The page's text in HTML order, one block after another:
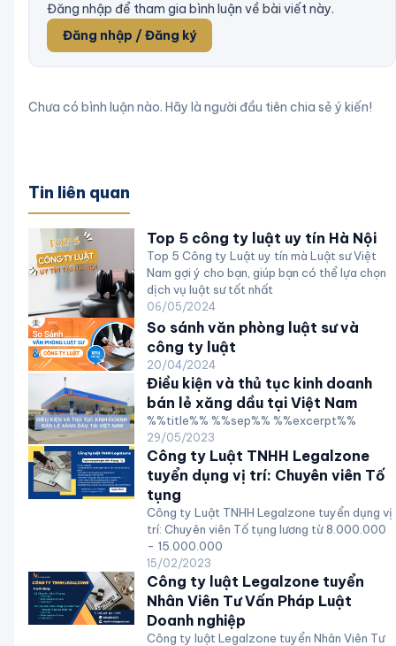
Đăng nhập để tham gia bình luận về bài viết này.
Đăng nhập / Đăng ký
Chưa có bình luận nào. Hãy là người đầu tiên chia sẻ ý kiến!
Tin liên quan
Top 5 công ty luật uy tín Hà Nội
Top 5 Công ty Luật uy tín mà Luật sư Việt
Nam gợi ý cho bạn, giúp bạn có thể lựa chọn
dịch vụ luật sư tốt nhất
06/05/2024
So sánh văn phòng luật sư và
công ty luật
20/04/2024
Điều kiện và thủ tục kinh doanh
bán lẻ xăng dầu tại Việt Nam
%%title%% %%sep%% %%excerpt%%
29/05/2023
Công ty Luật TNHH Legalzone
tuyển dụng vị trí: Chuyên viên Tố
tụng
Công ty Luật TNHH Legalzone tuyển dụng vị
trí: Chuyên viên Tố tụng lương từ 8.000.000
- 15.000.000
15/02/2023
Công ty luật Legalzone tuyển
Nhân Viên Tư Vấn Pháp Luật
Doanh nghiệp
Công ty luật Legalzone tuyển Nhân Viên Tư